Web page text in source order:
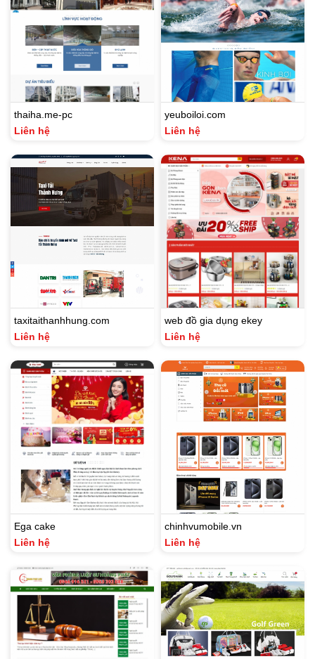
thaiha.me-pc
Liên hệ
yeuboiloi.com
Liên hệ
taxitaithanhhung.com
Liên hệ
web đồ gia dụng ekey
Liên hệ
Ega cake
Liên hệ
chinhvumobile.vn
Liên hệ